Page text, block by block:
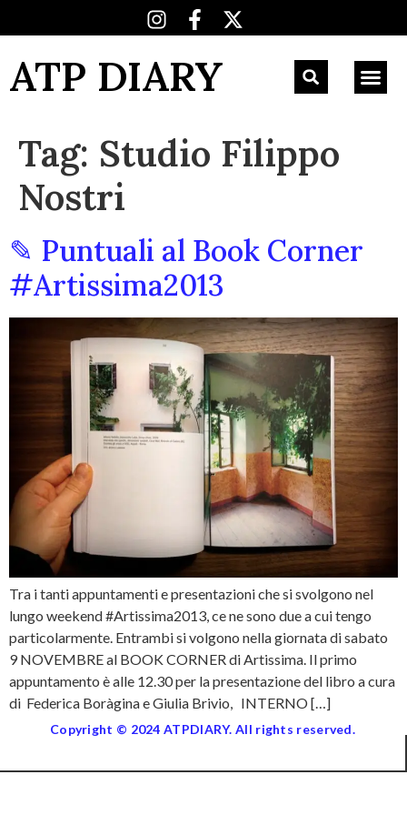
ATP DIARY
Tag: Studio Filippo
Nostri
✎ Puntuali al Book Corner
#Artissima2013
Tra i tanti appuntamenti e presentazioni che si svolgono nel
lungo weekend #Artissima2013, ce ne sono due a cui tengo
particolarmente. Entrambi si volgono nella giornata di sabato
9 NOVEMBRE al BOOK CORNER di Artissima. Il primo
appuntamento è alle 12.30 per la presentazione del libro a cura
di Federica Boràgina e Giulia Brivio, INTERNO […]
Copyright © 2024 ATPDIARY. All rights reserved.